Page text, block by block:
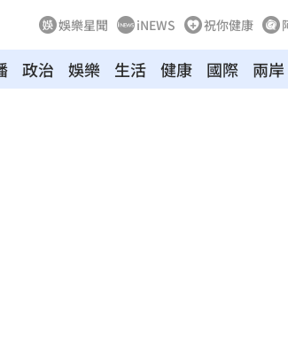
娛樂星聞 iNEWS 祝你健康
政治 娛樂 生活 健康 國際 兩岸